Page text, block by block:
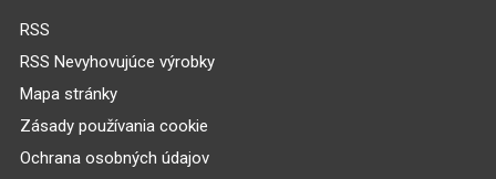
RSS
RSS Nevyhovujúce výrobky
Mapa stránky
Zásady používania cookie
Ochrana osobných údajov